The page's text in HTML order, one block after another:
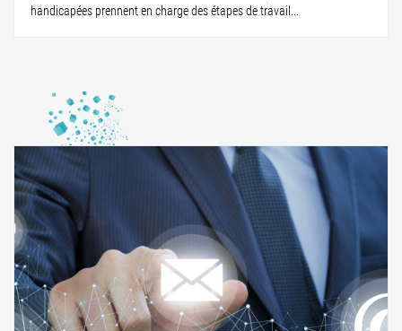
handicapées prennent en charge des étapes de travail...